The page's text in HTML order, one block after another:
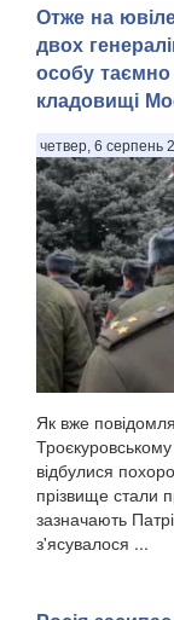
Отже на
двох
особу
кладовищі
четвер, 6 серпень
Як вже
відбулися
прізвище стали
зазначають
з'ясувалося ...